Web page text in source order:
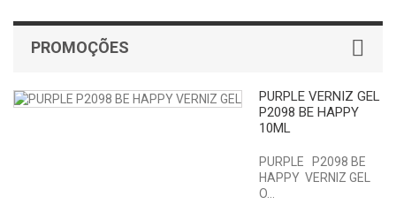
PROMOÇÕES
PURPLE VERNIZ GEL
P2098 BE HAPPY
10ML
PURPLE P2098 BE
HAPPY VERNIZ GEL
O...